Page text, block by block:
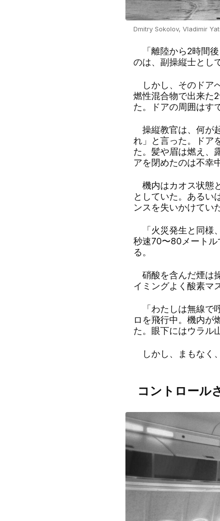
Dmitry Sokolov, Vladimir
「離陸から2時間後
のは、副操縦士とし
しかし、そのドア
燃性混合物で出来た
た。ドアの周囲はす
操縦教官は、何が
れ」と言った。ドア
た。髪や眉は燃え、
アを閉めたのは不幸
機内はカオス状態
としていた。あるい
ンスを失いかけてい
「火災発生と同様
秒速70〜80メート
る。
硝酸を含んだ煙は
イミングよく酸素マ
「わたしは無線で
ロを飛行中。機内が
た。眼下にはウラル
しかし、まもなく
コントロール